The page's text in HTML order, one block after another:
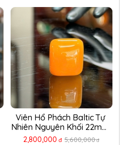
Viên Hổ Phách Baltic Tự
Nhiên Nguyên Khối 22mm
...
2,800,000 đ 5,600,000 đ